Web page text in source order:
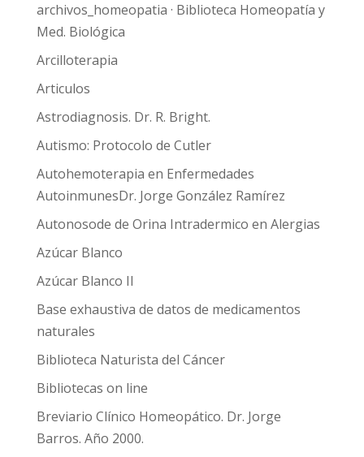
archivos_homeopatia · Biblioteca Homeopatía y
Med. Biológica
Arcilloterapia
Articulos
Astrodiagnosis. Dr. R. Bright.
Autismo: Protocolo de Cutler
Autohemoterapia en Enfermedades
AutoinmunesDr. Jorge González Ramírez
Autonosode de Orina Intradermico en Alergias
Azúcar Blanco
Azúcar Blanco II
Base exhaustiva de datos de medicamentos
naturales
Biblioteca Naturista del Cáncer
Bibliotecas on line
Breviario Clínico Homeopático. Dr. Jorge
Barros. Año 2000.